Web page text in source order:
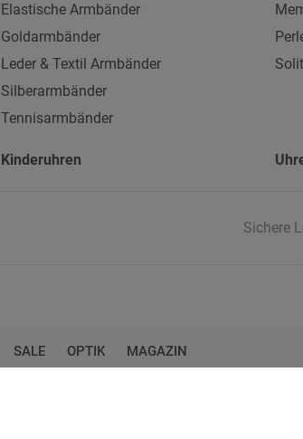
Elastische Armbänder
Goldarmbänder
Leder & Textil Armbänder
Silberarmbänder
Tennisarmbänder
Kinderuhren
Sichere
SALE OPTIK MAGAZIN